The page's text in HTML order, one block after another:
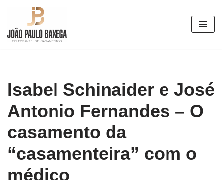
Pular
para
Isabel Schinaider e José
Antonio Fernandes – O
casamento da
“casamenteira” com o
médico